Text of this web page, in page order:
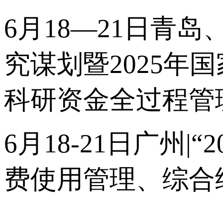
6月18—21日青岛
究谋划暨2025年
科研资金全过程
6月18-21日广州
费使用管理、综